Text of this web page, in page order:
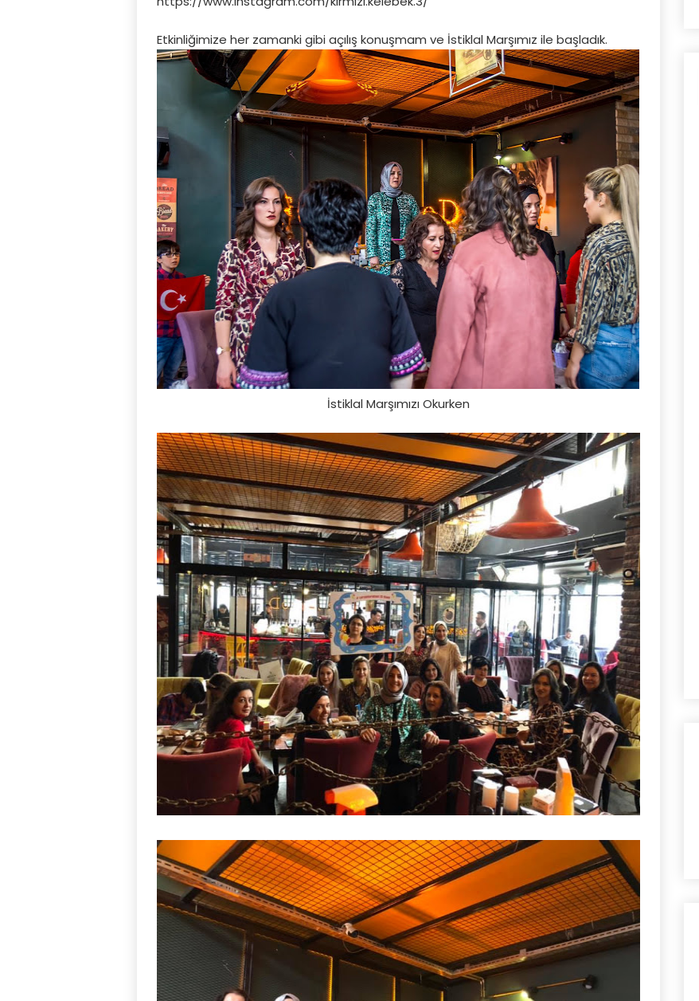
Etkinliğimize her zamanki gibi açılış konuşmam ve İstiklal Marşımız ile başladık.
İstiklal Marşımızı Okurken